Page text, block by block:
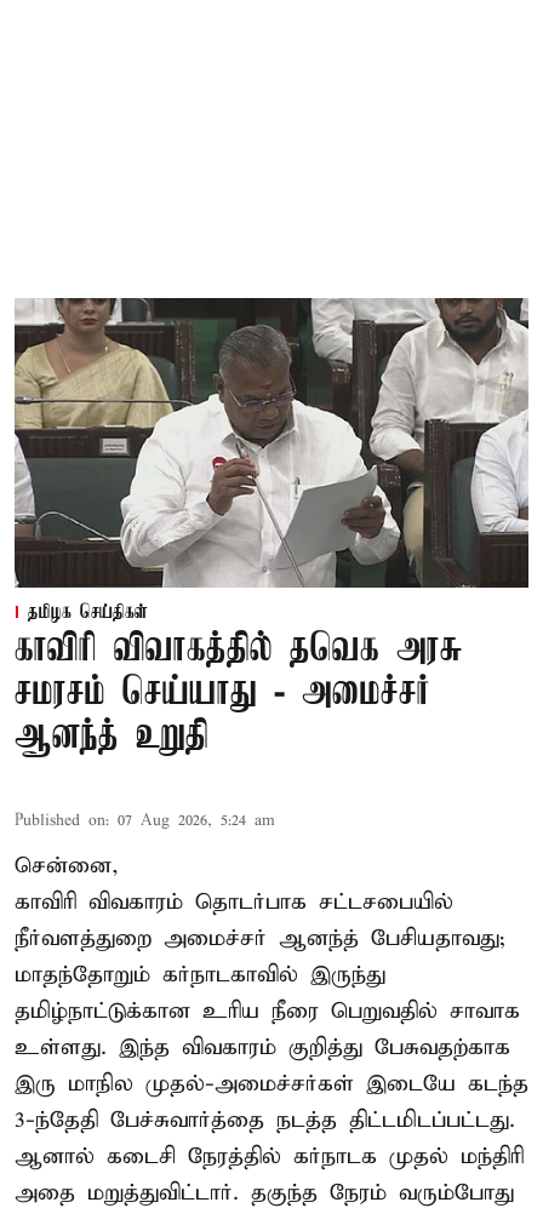
தமிழக செய்திகள்
காவிரி விவாகத்தில் தவெக அரசு
சமரசம் செய்யாது - அமைச்சர்
ஆனந்த் உறுதி
Published on: 07 Aug 2026, 5:24 am
சென்னை,
காவிரி விவகாரம் தொடர்பாக சட்டசபையில்
நீர்வளத்துறை அமைச்சர் ஆனந்த் பேசியதாவது;
மாதந்தோறும் கர்நாடகாவில் இருந்து
தமிழ்நாட்டுக்கான உரிய நீரை பெறுவதில் சாவாக
உள்ளது. இந்த விவகாரம் குறித்து பேசுவதற்காக
இரு மாநில முதல்-அமைச்சர்கள் இடையே கடந்த
3-ந்தேதி பேச்சுவார்த்தை நடத்த திட்டமிடப்பட்டது.
ஆனால் கடைசி நேரத்தில் கர்நாடக முதல் மந்திரி
அதை மறுத்துவிட்டார். தகுந்த நேரம் வரும்போது